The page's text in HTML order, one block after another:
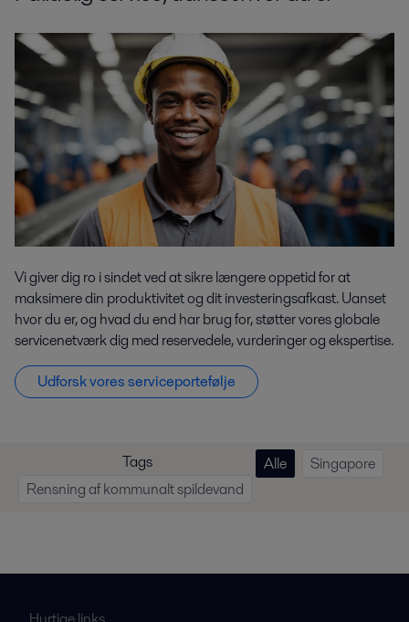
Vi giver dig ro i sindet ved at sikre længere oppetid for at
maksimere din produktivitet og dit investeringsafkast. Uanset
hvor du er, og hvad du end har brug for, støtter vores globale
servicenetværk dig med reservedele, vurderinger og ekspertise.
Udforsk vores serviceportefølje
Tags Alle
Singapore
Rensning af kommunalt spildevand